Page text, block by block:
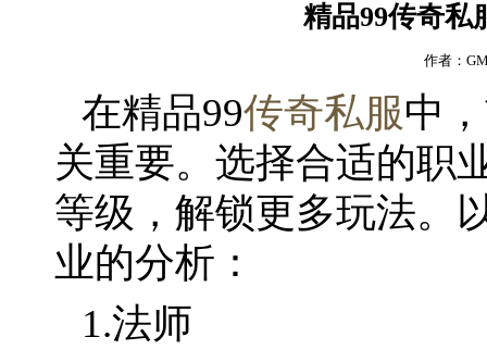
精品99传奇私
作者：
在精品99传奇私服中
关重要。选择合适的职
等级，解锁更多玩法。
业的分析：
1.法师